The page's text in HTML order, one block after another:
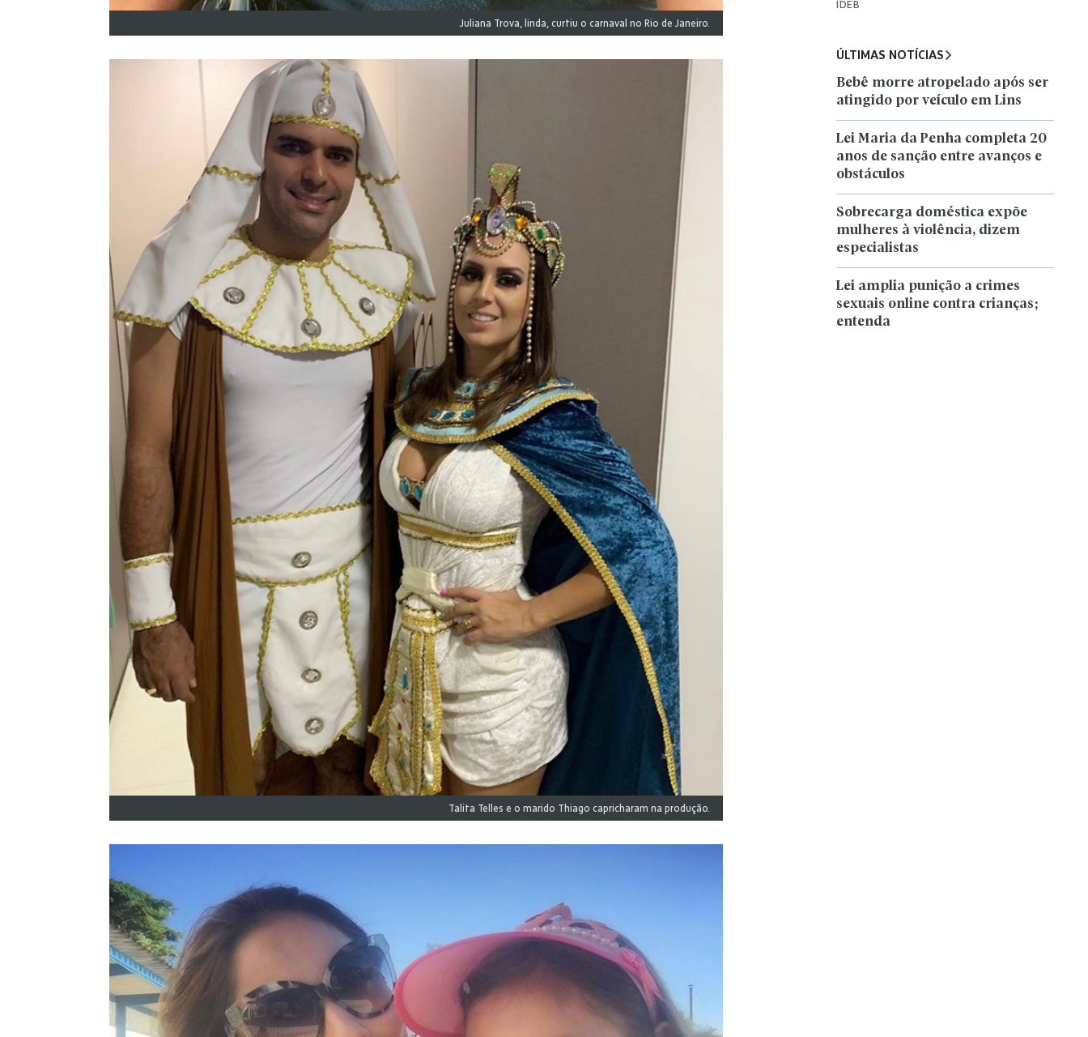
Juliana Trova, linda, curtiu o carnaval no Rio de Janeiro.
Talita Telles e o marido Thiago capricharam na produção.
IDEB
ÚLTIMAS NOTÍCIAS
Bebê morre atropelado após ser
atingido por veículo em Lins
Lei Maria da Penha completa 20
anos de sanção entre avanços e
obstáculos
Sobrecarga doméstica expõe
mulheres à violência, dizem
especialistas
Lei amplia punição a crimes
sexuais online contra crianças;
entenda